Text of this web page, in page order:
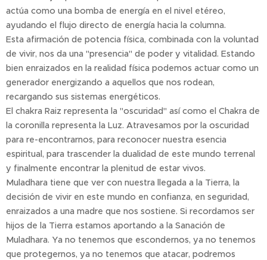
actúa como una bomba de energía en el nivel etéreo,
ayudando el flujo directo de energía hacia la columna.
Esta afirmación de potencia física, combinada con la voluntad
de vivir, nos da una "presencia" de poder y vitalidad. Estando
bien enraizados en la realidad física podemos actuar como un
generador energizando a aquellos que nos rodean,
recargando sus sistemas energéticos.
El chakra Raiz representa la "oscuridad" así como el Chakra de
la coronilla representa la Luz. Atravesamos por la oscuridad
para re-encontrarnos, para reconocer nuestra esencia
espiritual, para trascender la dualidad de este mundo terrenal
y finalmente encontrar la plenitud de estar vivos.
Muladhara tiene que ver con nuestra llegada a la Tierra, la
decisión de vivir en este mundo en confianza, en seguridad,
enraizados a una madre que nos sostiene. Si recordamos ser
hijos de la Tierra estamos aportando a la Sanación de
Muladhara. Ya no tenemos que escondernos, ya no tenemos
que protegernos, ya no tenemos que atacar, podremos